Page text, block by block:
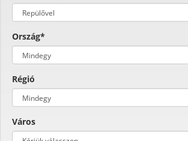
Ország*
Régió
Város